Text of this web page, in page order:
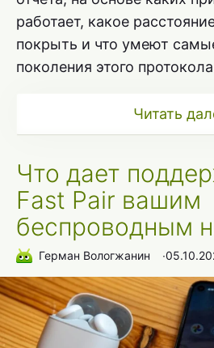
работает, какое
покрыть и что умеют
поколения этого
Читать
Что дает
Fast Pair вашим
беспроводным
Герман Вологжанин ∙